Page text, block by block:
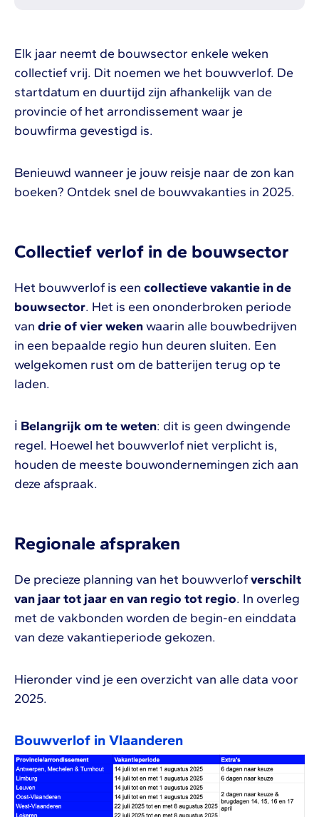
Elk jaar neemt de bouwsector enkele weken
collectief vrij. Dit noemen we het bouwverlof. De
startdatum en duurtijd zijn afhankelijk van de
provincie of het arrondissement waar je
bouwfirma gevestigd is.
Benieuwd wanneer je jouw reisje naar de zon kan
boeken? Ontdek snel de bouwvakanties in 2025.
Collectief verlof in de bouwsector
Het bouwverlof is een collectieve vakantie in de
bouwsector. Het is een ononderbroken periode
van drie of vier wekenwaarin alle bouwbedrijven
in een bepaalde regio hun deuren sluiten. Een
welgekomen rust om de batterijen terug op te
laden.
ℹ Belangrijk om te weten: dit is geen dwingende
regel. Hoewel het bouwverlof niet verplicht is,
houden de meeste bouwondernemingen zich aan
deze afspraak.
Regionale afspraken
De precieze planning van het bouwverlofverschilt
van jaar tot jaar en van regio tot regio. In overleg
met de vakbonden worden de begin-en einddata
van deze vakantieperiode gekozen.
Hieronder vind je een overzicht van alle data voor
2025.
Bouwverlof in Vlaanderen